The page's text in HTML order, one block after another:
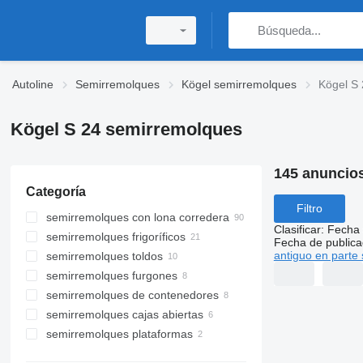
Autoline Semirremolques Kögel semirremolques Kögel S
Kögel S 24 semirremolques
Categoría
semirremolques con lona corredera
semirremolques frigoríficos
semirremolques toldos
semirremolques furgones
semirremolques de contenedores
semirremolques cajas abiertas
semirremolques plataformas
145
Filtro
Clasificar: Fecha
Fecha de
antiguo en parte